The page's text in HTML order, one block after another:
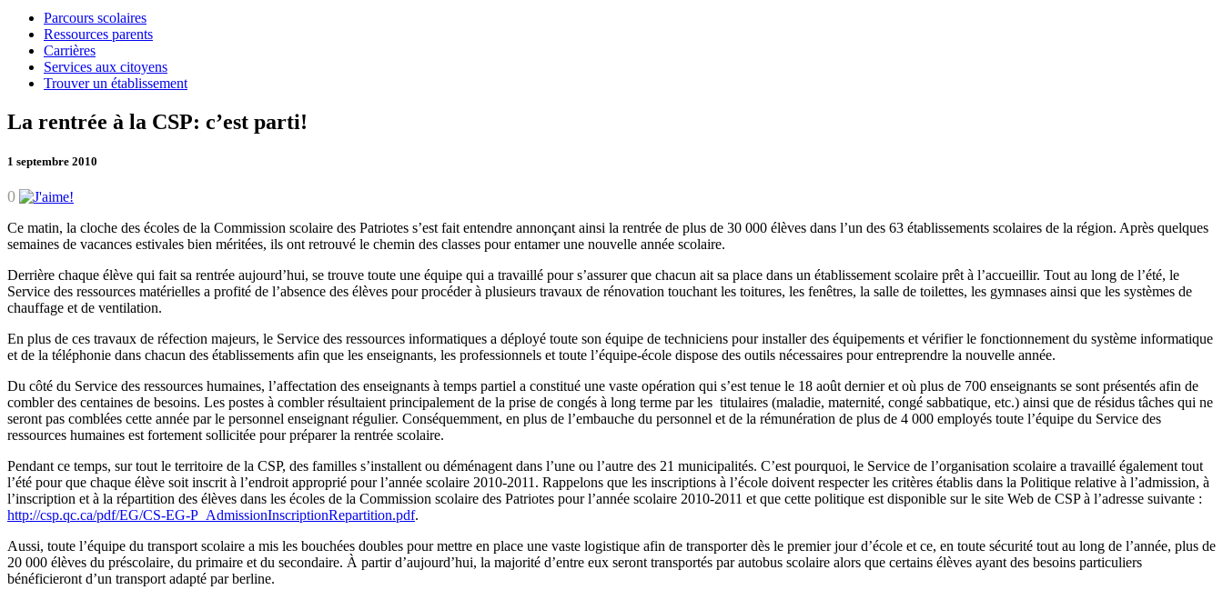
Parcours scolaires
Ressources parents
Carrières
Services aux citoyens
Trouver un établissement
La rentrée à la CSP: c’est parti!
1 septembre 2010
0
Ce matin, la cloche des écoles de la Commission scolaire des Patriotes s’est fait entendre annonçant ainsi la rentrée de plus de 30 000 élèves dans l’un des 63 établissements scolaires de la région. Après quelques
semaines de vacances estivales bien méritées, ils ont retrouvé le chemin des classes pour entamer une nouvelle année scolaire.
Derrière chaque élève qui fait sa rentrée aujourd’hui, se trouve toute une équipe qui a travaillé pour s’assurer que chacun ait sa place dans un établissement scolaire prêt à l’accueillir. Tout au long de l’été, le
Service des ressources matérielles a profité de l’absence des élèves pour procéder à plusieurs travaux de rénovation touchant les toitures, les fenêtres, la salle de toilettes, les gymnases ainsi que les systèmes de
chauffage et de ventilation.
En plus de ces travaux de réfection majeurs, le Service des ressources informatiques a déployé toute son équipe de techniciens pour installer des équipements et vérifier le fonctionnement du système informatique
et de la téléphonie dans chacun des établissements afin que les enseignants, les professionnels et toute l’équipe-école dispose des outils nécessaires pour entreprendre la nouvelle année.
Du côté du Service des ressources humaines, l’affectation des enseignants à temps partiel a constitué une vaste opération qui s’est tenue le 18 août dernier et où plus de 700 enseignants se sont présentés afin de
combler des centaines de besoins. Les postes à combler résultaient principalement de la prise de congés à long terme par les titulaires (maladie, maternité, congé sabbatique, etc.) ainsi que de résidus tâches qui ne
seront pas comblées cette année par le personnel enseignant régulier. Conséquemment, en plus de l’embauche du personnel et de la rémunération de plus de 4 000 employés toute l’équipe du Service des
ressources humaines est fortement sollicitée pour préparer la rentrée scolaire.
Pendant ce temps, sur tout le territoire de la CSP, des familles s’installent ou déménagent dans l’une ou l’autre des 21 municipalités. C’est pourquoi, le Service de l’organisation scolaire a travaillé également tout
l’été pour que chaque élève soit inscrit à l’endroit approprié pour l’année scolaire 2010-2011. Rappelons que les inscriptions à l’école doivent respecter les critères établis dans la Politique relative à l’admission, à
l’inscription et à la répartition des élèves dans les écoles de la Commission scolaire des Patriotes pour l’année scolaire 2010-2011 et que cette politique est disponible sur le site Web de CSP à l’adresse suivante :
http://csp.qc.ca/pdf/EG/CS-EG-P_AdmissionInscriptionRepartition.pdf.
Aussi, toute l’équipe du transport scolaire a mis les bouchées doubles pour mettre en place une vaste logistique afin de transporter dès le premier jour d’école et ce, en toute sécurité tout au long de l’année, plus de
20 000 élèves du préscolaire, du primaire et du secondaire. À partir d’aujourd’hui, la majorité d’entre eux seront transportés par autobus scolaire alors que certains élèves ayant des besoins particuliers
bénéficieront d’un transport adapté par berline.